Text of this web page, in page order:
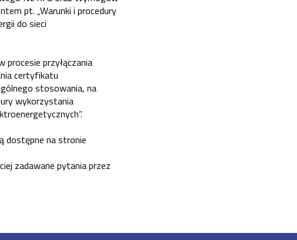
pt. „Warunki i procedury
do sieci
procesie przyłączania
certyfikatu
stosowania, na
wykorzystania
dostępne na stronie
zadawane pytania przez